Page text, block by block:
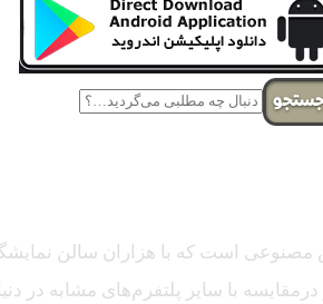
هوش مصنوعی است که با هزاران سالن
با سایر پلتفرم‌های مشابه در